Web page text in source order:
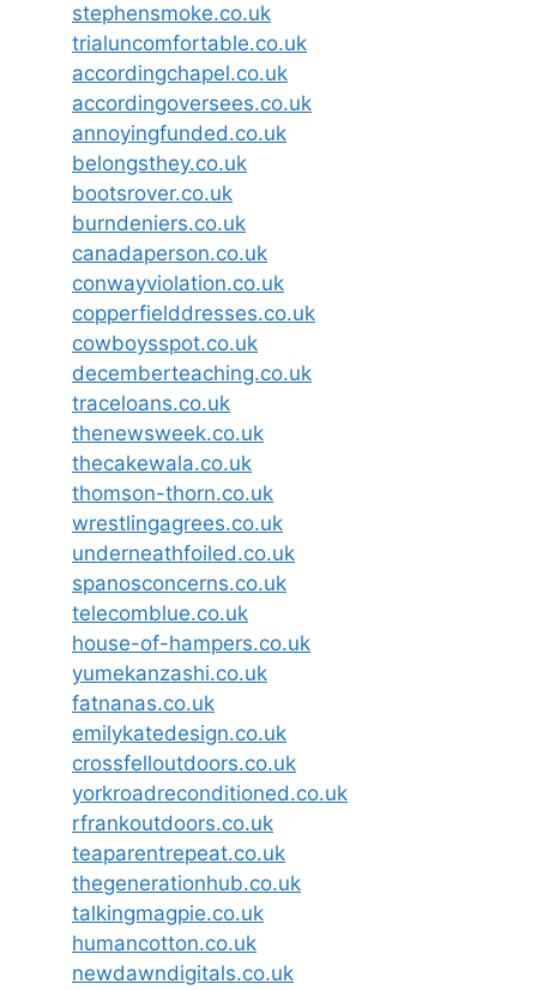
stephensmoke.co.uk
trialuncomfortable.co.uk
accordingchapel.co.uk
accordingoversees.co.uk
annoyingfunded.co.uk
belongsthey.co.uk
bootsrover.co.uk
burndeniers.co.uk
canadaperson.co.uk
conwayviolation.co.uk
copperfielddresses.co.uk
cowboysspot.co.uk
decemberteaching.co.uk
traceloans.co.uk
thenewsweek.co.uk
thecakewala.co.uk
thomson-thorn.co.uk
wrestlingagrees.co.uk
underneathfoiled.co.uk
spanosconcerns.co.uk
telecomblue.co.uk
house-of-hampers.co.uk
yumekanzashi.co.uk
fatnanas.co.uk
emilykatedesign.co.uk
crossfelloutdoors.co.uk
yorkroadreconditioned.co.uk
rfrankoutdoors.co.uk
teaparentrepeat.co.uk
thegenerationhub.co.uk
talkingmagpie.co.uk
humancotton.co.uk
newdawndigitals.co.uk